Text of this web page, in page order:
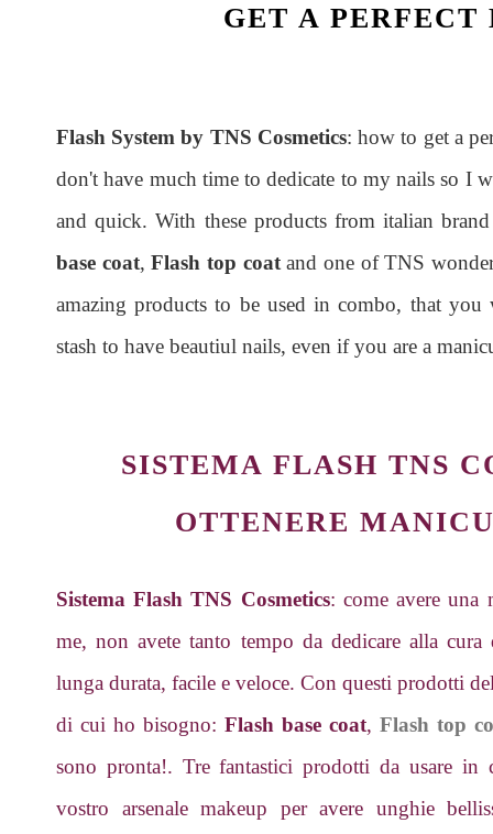
GET A
Flash System by TNS Cosmetics: how to get a
don't have much time to dedicate to my nails so I
and quick. With these products from italian
base coat,Flash top coatand one of TNS
amazing products to be used in combo, that
stash to have beautiul nails, even if you are a
SISTEMA FLASH TNS
OTTENERE
Sistema Flash TNS Cosmetics: come avere una
me, non avete tanto tempo da dedicare alla
lunga durata, facile e veloce. Con questi prodotti
di cui ho bisogno: Flash base coat, Flash top
sono pronta!. Tre fantastici prodotti da usare in
vostro arsenale makeup per avere unghie